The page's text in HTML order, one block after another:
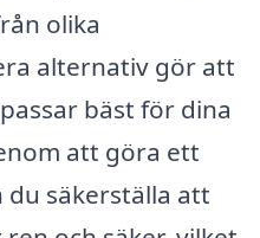
olika
alternativ gör att
bäst för dina
att göra ett
säkerställa att